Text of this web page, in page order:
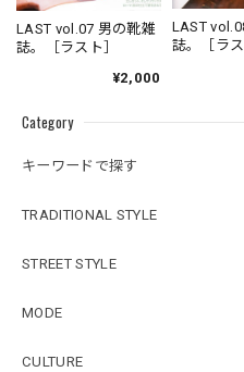
Category
キーワードで探す
TRADITIONAL STYLE
STREET STYLE
MODE
CULTURE
LAST vol.07 男の靴雑
誌。［ラスト］
¥2,000
LAST vol.08 男の靴
誌。［ラス